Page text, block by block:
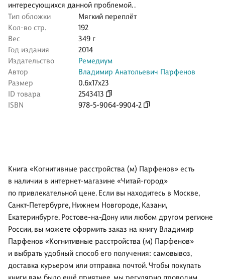
интересующихся данной проблемой. .
Тип обложки
Мягкий переплёт
Кол-во стр.
192
Вес
349 г
Год издания
2014
Издательство
Ремедиум
Автор
Владимир Анатольевич Парфенов
Размер
0.6x17x23
ID товара
2543413
ISBN
978-5-9064-9904-2
Книга «Когнитивные расстройства (м) Парфенов» есть
в наличии в интернет-магазине «Читай-город»
по привлекательной цене. Если вы находитесь в Москве,
Санкт-Петербурге, Нижнем Новгороде, Казани,
Екатеринбурге, Ростове-на-Дону или любом другом регионе
России, вы можете оформить заказ на книгу Владимир
Парфенов «Когнитивные расстройства (м) Парфенов»
и выбрать удобный способ его получения: самовывоз,
доставка курьером или отправка почтой. Чтобы покупать